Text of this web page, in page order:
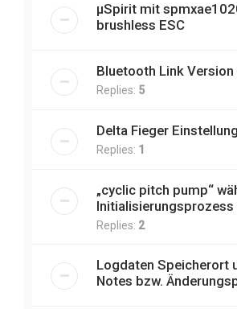
µSpirit mit
brushless ESC
Bluetooth Link Version
Replies: 5
Delta Fieger
Replies: 1
„cyclic pitch pump“
Initialisierungsprozess
Replies: 2
Logdaten Speicherort
Notes bzw.